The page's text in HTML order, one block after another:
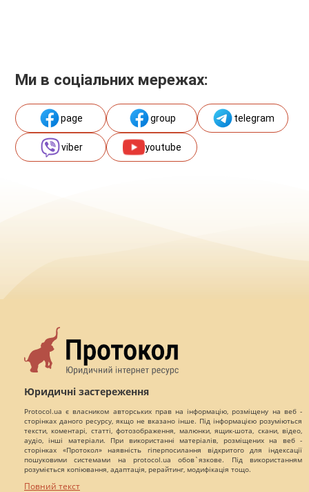
Ми в соціальних мережах:
page group telegram
viber youtube
Юридичні застереження
Protocol.ua є власником авторських прав на інформацію, розміщену на веб -
сторінках даного ресурсу, якщо не вказано інше. Під інформацією розуміються
тексти, коментарі, статті, фотозображення, малюнки, ящик-шота, скани, відео,
аудіо, інші матеріали. При використанні матеріалів, розміщених на веб -
сторінках «Протокол» наявність гіперпосилання відкритого для індексації
пошуковими системами на protocol.ua обов`язкове. Під використанням
розуміється копіювання, адаптація, рерайтинг, модифікація тощо.
Повний текст